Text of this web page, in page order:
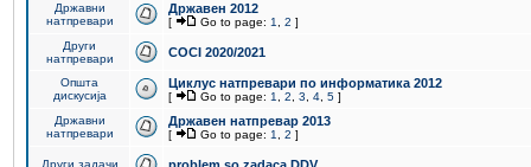
Државни
натпревари
Државен 2012
[ Go to page: 1 2 ]
Други
натпревари
COCI 2020/2021
Општа
дискусија
Циклус натпревари по информатика 2012
[ Go to page: 1 2 3 4 5 ]
Државни
натпревари
Државен натпревар 2013
[ Go to page: 1 2 ]
Други задачи